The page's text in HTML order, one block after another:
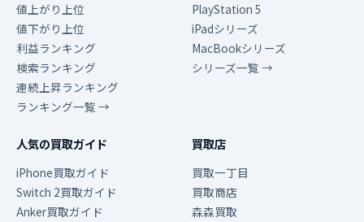
値上がり上位
値下がり上位
利益ランキング
検索ランキング
連続上昇ランキング
ランキング一覧 →
PlayStation 5
iPadシリーズ
MacBookシリーズ
シリーズ一覧 →
人気の買取ガイド
iPhone買取ガイド
Switch 2買取ガイド
Anker買取ガイド
買取店
買取一丁目
買取商店
森森買取